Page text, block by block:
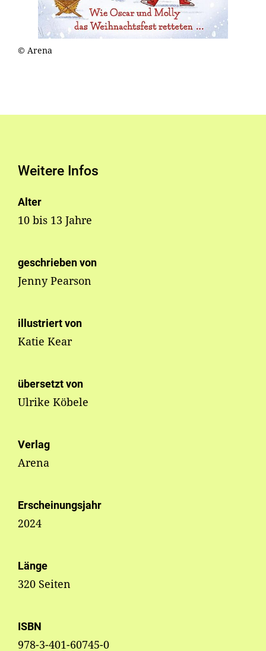
© Arena
Weitere Infos
Alter
10 bis 13 Jahre
geschrieben von
Jenny Pearson
illustriert von
Katie Kear
übersetzt von
Ulrike Köbele
Verlag
Arena
Erscheinungsjahr
2024
Länge
320 Seiten
ISBN
978-3-401-60745-0